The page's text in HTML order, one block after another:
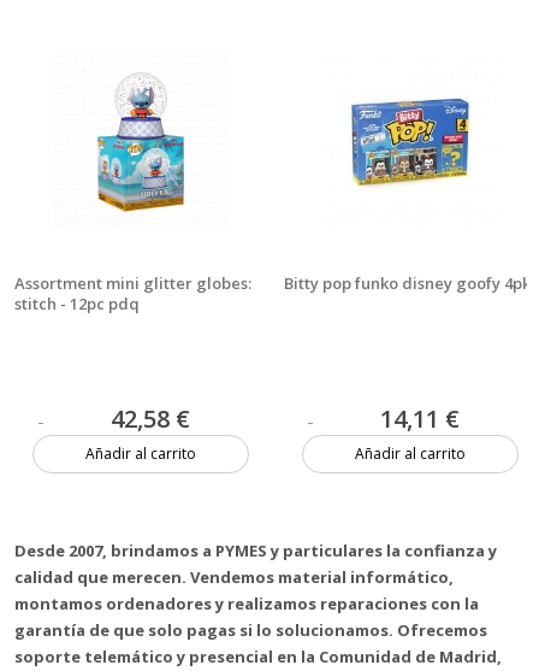
Assortment mini glitter globes:
stitch - 12pc pdq
42,58 €
Añadir al carrito
Bitty pop funko disney goofy 4pk
14,11 €
Añadir al carrito
Desde 2007, brindamos a PYMES y particulares la confianza y
calidad que merecen. Vendemos material informático,
montamos ordenadores y realizamos reparaciones con la
garantía de que solo pagas si lo solucionamos. Ofrecemos
soporte telemático y presencial en la Comunidad de Madrid,